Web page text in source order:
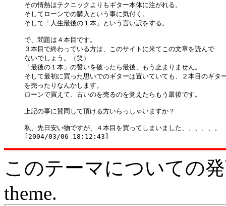
その情熱はテクニックよりもギター本体に注がれる。
そしてローンでの購入という事に気付く。
そして「人生最後の１本」という言い訳をする。
で、問題は４本目です。
３本目で終わっている方は、このサイトに来てこの文章を読んで
ないでしょう。（笑）
「最後の１本」の誓いを破ったら最後、もう止まりません。
そして最初に買った思いでのギターは置いていても、２本目のギタ
を売ったりなんかします。
ローンで買えて、古いのを売るのを覚えたらもう最後です。
上記の事に賛同して頂ける方いらっしゃいますか？
私、先日安い物ですが、４本目を買ってしまいました、、、、、。
このテーマについての
theme.